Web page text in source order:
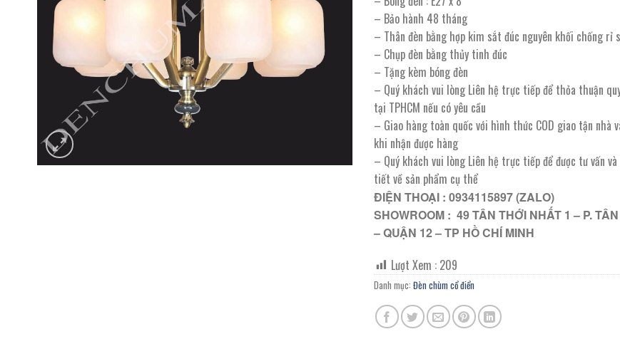
5.659.000
– Bảo hành 48 tháng
– Thân đèn bằng hợp kim sắt đúc nguyên khối chống rỉ
– Chụp đèn bằng thủy tinh đúc
– Tặng kèm bóng đèn
– Quý khách vui lòng Liên hệ trực tiếp để thỏa thuận
tại TPHCM nếu có yêu cầu
– Giao hàng toàn quốc với hình thức COD giao tận nhà
khi nhận được hàng
– Quý khách vui lòng Liên hệ trực tiếp để được tư vấn
tiết về sản phẩm cụ thể
ĐIỆN THOẠI : 0934115897 (ZALO)
SHOWROOM : 49 TÂN THỚI NHẤT 1 – P.
– QUẬN 12 – TP HỒ CHÍ MINH
Lượt Xem : 209
Danh mục: Đèn chùm cổ điển